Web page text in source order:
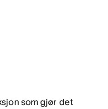
som gjør det